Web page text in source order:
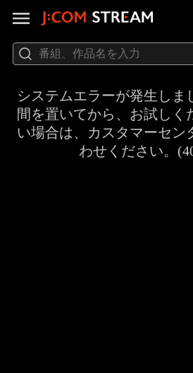
システムエラーが発生しま
間を置いてから、お試しく
い場合は、カスタマーセン
わせください。